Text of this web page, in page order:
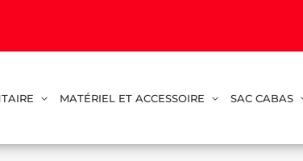
MATÉRIEL ET ACCESSOIRE SAC CABAS